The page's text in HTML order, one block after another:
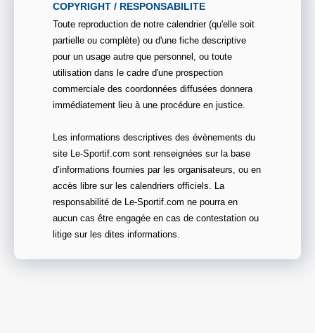
COPYRIGHT / RESPONSABILITE
Toute reproduction de notre calendrier (qu'elle soit
partielle ou complète) ou d'une fiche descriptive
pour un usage autre que personnel, ou toute
utilisation dans le cadre d'une prospection
commerciale des coordonnées diffusées donnera
immédiatement lieu à une procédure en justice.
Les informations descriptives des évènements du
site Le-Sportif.com sont renseignées sur la base
d’informations fournies par les organisateurs, ou en
accès libre sur les calendriers officiels. La
responsabilité de Le-Sportif.com ne pourra en
aucun cas être engagée en cas de contestation ou
litige sur les dites informations.